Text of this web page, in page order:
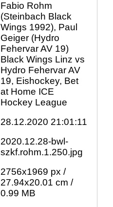
Fabio Rohm
(Steinbach Black
Wings 1992), Paul
Geiger (Hydro
Fehervar AV 19)
Black Wings Linz vs
Hydro Fehervar AV
19, Eishockey, Bet
at Home ICE
Hockey League
28.12.2020 21:01:11
2020.12.28-bwl-
szkf.rohm.1.250.jpg
2756x1969 px /
27.94x20.01 cm /
0.99 MB